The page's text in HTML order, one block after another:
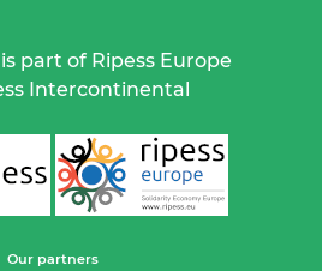
part of Ripess Europe
Intercontinental
Our partners